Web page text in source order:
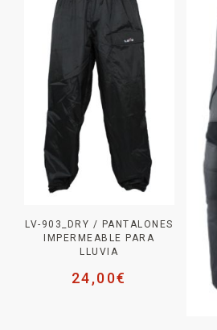
LV-903_DRY / PANTALONES
IMPERMEABLE PARA
LLUVIA
24,00€